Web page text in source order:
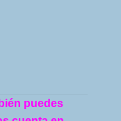
puedes